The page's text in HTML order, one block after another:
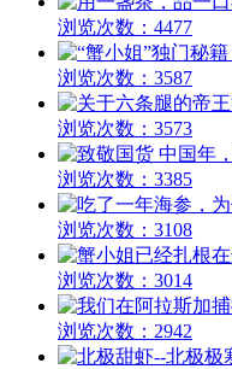
浏览次数：4477
浏览次数：3587
浏览次数：3573
浏览次数：3385
浏览次数：3108
浏览次数：3014
浏览次数：2942